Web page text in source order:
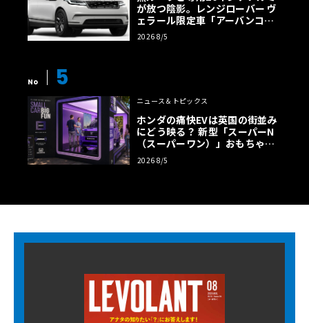
が放つ陰影。レンジローバー ヴ
ェラール限定車「アーバンコン
トラスト・エディション」登場
2026 8/5
No 5
ニュース＆トピックス
ホンダの痛快EVは英国の街並み
にどう映る？ 新型「スーパーN
（スーパーワン）」おもちゃ箱
ツアーの全貌
2026 8/5